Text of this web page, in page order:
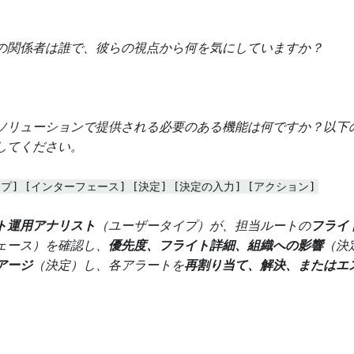
関係者は誰で、彼らの視点から何を気にしていますか？
リューションで提供される必要のある機能は何ですか？以下
てください。
プ] [インターフェース] [決定] [決定の入力] [アクション]
運用アナリスト （ユーザータイプ）が、担当ルートのフライ
ース）を確認し、 優先度、フライト詳細、組織への影響（決
ージ（決定）し、各アラートを再割り当て、解決、またはエ